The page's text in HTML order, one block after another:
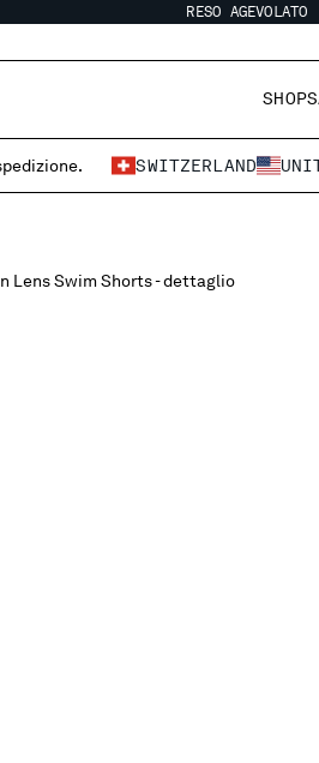
RESO AGEVOLATO
SHOP
SWITZERLAND